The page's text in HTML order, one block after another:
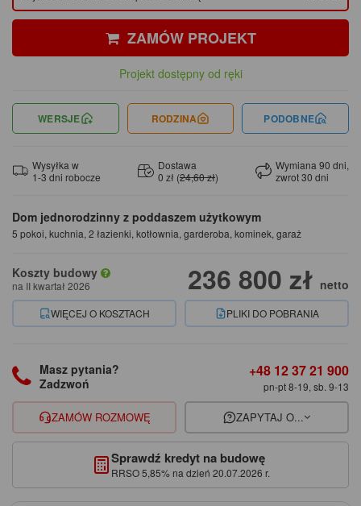
Dom jednorodzinny z poddaszem użytkowym
5 pokoi, kuchnia, 2 łazienki, kotłownia, garderoba, kominek, garaż
Koszty budowy
na II kwartał 2026 236 800 zł netto
WIĘCEJ O KOSZTACH PLIKI DO POBRANIA
ZAMÓW PROJEKT
Projekt dostępny od ręki
WERSJE RODZINA PODOBNE
Wysyłka w
1-3 dni robocze
Dostawa
0 zł (24,60 zł)
Wymiana 90 dni,
zwrot 30 dni
Masz pytania?
Zadzwoń
+48 12 37 21 900
pn-pt 8-19, sb. 9-13
ZAMÓW ROZMOWĘ ZAPYTAJ O...
Sprawdź kredyt na budowę
RRSO 5,85% na dzień 20.07.2026 r.